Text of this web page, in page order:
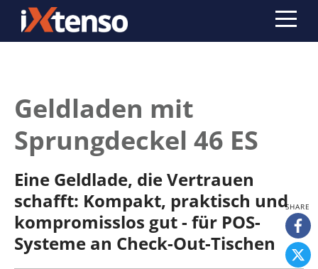
Geldladen mit
Sprungdeckel 46 ES
Eine Geldlade, die Vertrauen
schafft: Kompakt, praktisch und
kompromisslos gut - für POS-
Systeme an Check-Out-Tischen